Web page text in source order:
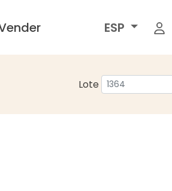
ESP
Lote